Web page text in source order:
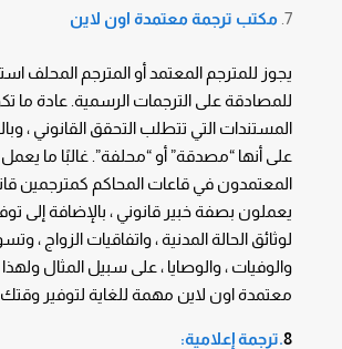
مكتب ترجمة معتمدة اون لاين
يجوز للمترجم المعتمد أو المترجم المحلف
للمصادقة على الترجمات الرسمية. عادة ما
المستندات التي تتطلب التحقق القانوني ،
على أنها “مصدقة” أو “محلفة”. غالبًا ما
المعتمدون في قاعات المحاكم كمترجمين
يعملون بصفة خبير قانوني ، بالإضافة إلى
لوثائق الحالة المدنية ، واتفاقيات الزواج ،
والوفيات ، والوصايا ، على سبيل المثال
معتمدة اون لاين مهمة للغاية لتوفير
8.ترجمة إعلامية: